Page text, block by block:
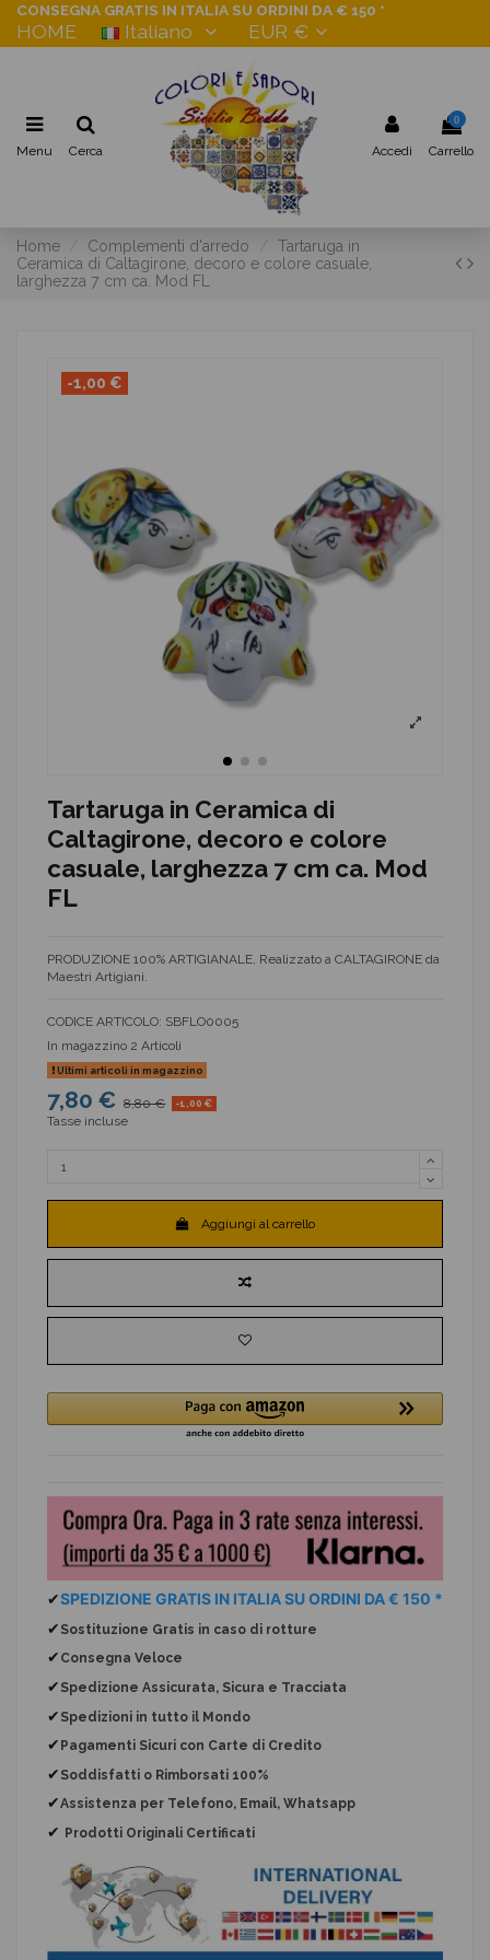
CONSEGNA GRATIS IN ITALIA SU ORDINI DA € 150 *
HOME Italiano EUR €
Menu Cerca Accedi
0
Carrello
Home Complementi d'arredo
Tartaruga in
Ceramica di Caltagirone, decoro e colore casuale,
larghezza 7 cm ca. Mod FL
-1,00 €
Tartaruga in Ceramica di
Caltagirone, decoro e colore
casuale, larghezza 7 cm ca. Mod
FL
PRODUZIONE 100% ARTIGIANALE, Realizzato a CALTAGIRONE da
Maestri Artigiani.
CODICE ARTICOLO: SBFLO0005
In magazzino 2 Articoli
Ultimi articoli in magazzino
7,80 € 8,80 € -1,00 €
Tasse incluse
Aggiungi al carrello
✔SPEDIZIONE GRATIS IN ITALIA SU ORDINI DA € 150 *
✔ Sostituzione Gratis in caso di rotture
✔ Consegna Veloce
✔ Spedizione Assicurata, Sicura e Tracciata
✔ Spedizioni in tutto il Mondo
✔ Pagamenti Sicuri con Carte di Credito
✔ Soddisfatti o Rimborsati 100%
✔Assistenza per Telefono, Email, Whatsapp
✔ Prodotti Originali Certificati